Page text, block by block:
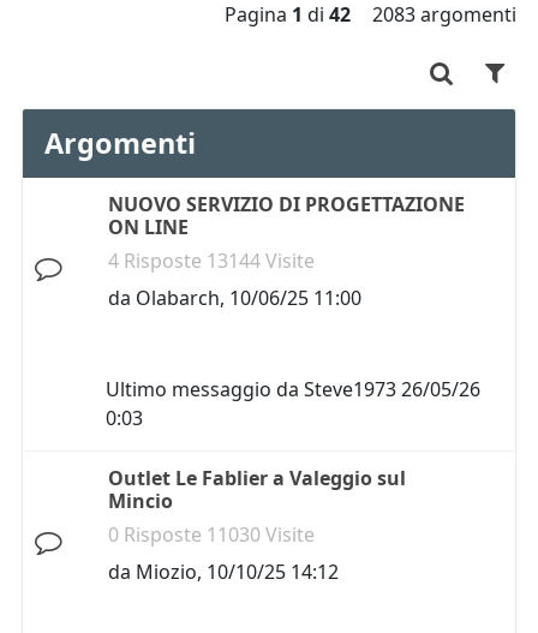
Pagina 1 di 42 2083 argomenti
Argomenti
NUOVO SERVIZIO DI PROGETTAZIONE
ON LINE
4 Risposte 13144 Visite
da Olabarch, 10/06/25 11:00
Ultimo messaggio da Steve197326/05/26
0:03
Outlet Le Fablier a Valeggio sul
Mincio
0 Risposte 11030 Visite
da Miozio, 10/10/25 14:12